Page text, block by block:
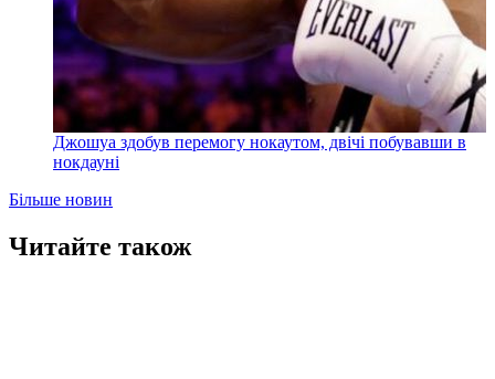
Джошуа здобув перемогу нокаутом, двічі побувавши в
нокдауні
Більше новин
Читайте також